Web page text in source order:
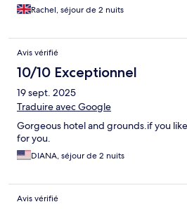
Rachel, séjour de 2 nuits
Avis vérifié
10/10 Exceptionnel
19 sept. 2025
Traduire avec Google
Gorgeous hotel and grounds.if you
for you.
DIANA, séjour de 2 nuits
Avis vérifié